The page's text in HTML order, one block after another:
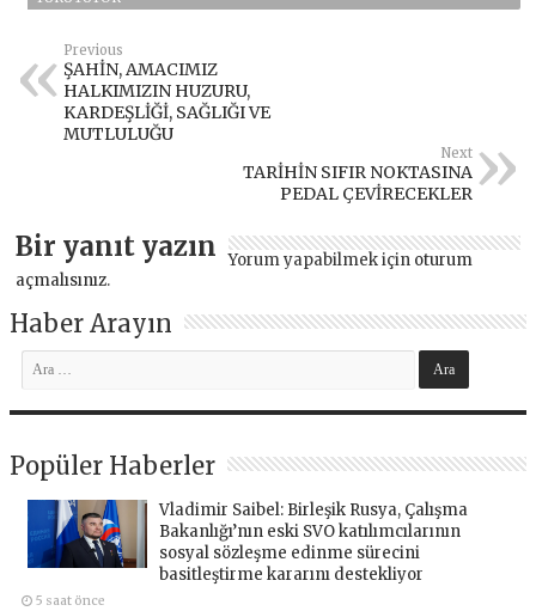
Previous
ŞAHİN, AMACIMIZ
HALKIMIZIN HUZURU,
KARDEŞLİĞİ, SAĞLIĞI VE
MUTLULUĞU
Next
TARİHİN SIFIR NOKTASINA
PEDAL ÇEVİRECEKLER
Bir yanıt yazın Yorum yapabilmek için oturum
açmalısınız.
Haber Arayın
Popüler Haberler
Vladimir Saibel: Birleşik Rusya, Çalışma
Bakanlığı’nın eski SVO katılımcılarının
sosyal sözleşme edinme sürecini
basitleştirme kararını destekliyor
5 saat önce